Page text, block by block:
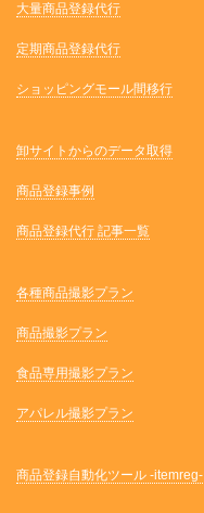
大量商品登録代行
定期商品登録代行
ショッピングモール間移行
卸サイトからのデータ取得
商品登録事例
商品登録代行 記事一覧
各種商品撮影プラン
商品撮影プラン
食品専用撮影プラン
アパレル撮影プラン
商品登録自動化ツール -itemreg-